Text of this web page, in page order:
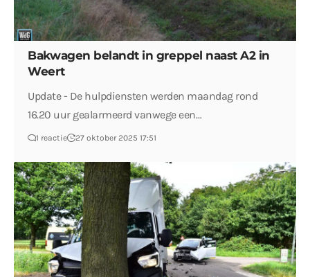
Bakwagen belandt in greppel naast A2 in
Weert
Update - De hulpdiensten werden maandag rond
16.20 uur gealarmeerd vanwege een…
1 reactie 27 oktober 2025 17:51